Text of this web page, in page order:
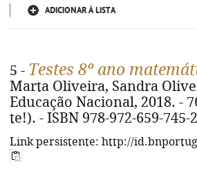
ADICIONAR À LISTA
5 - Testes 8º ano
Marta Oliveira, Sandra
Educação Nacional, 2018. -
te!). - ISBN 978-972-659-745-2
Link persistente: http://